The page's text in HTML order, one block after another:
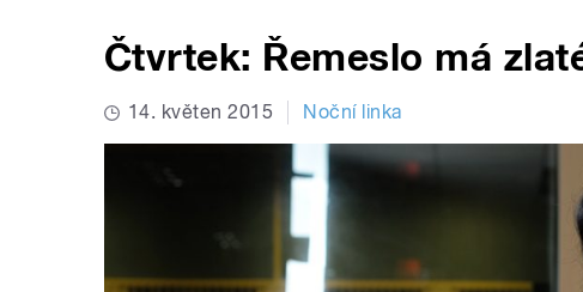
Čtvrtek: Řemeslo má
14. květen 2015 Noční linka